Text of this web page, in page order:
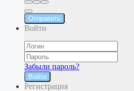
Отправить
Войти
Забыли пароль?
Войти
Регистрация